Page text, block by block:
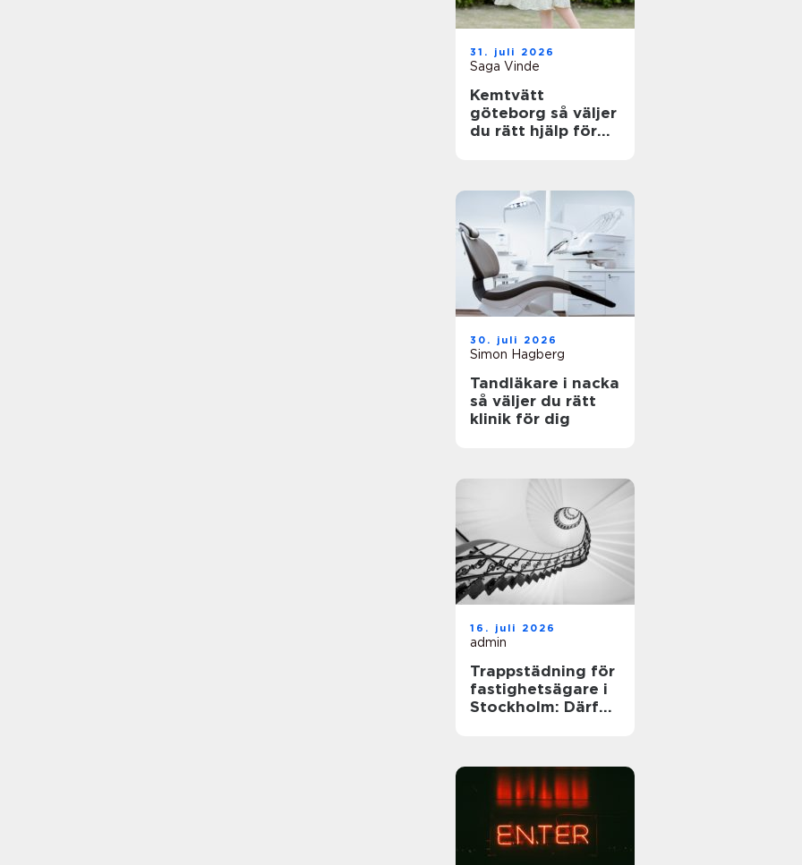
31. juli 2026
Saga Vinde
Kemtvätt
göteborg så väljer
du rätt hjälp för
30. juli 2026
Simon Hagberg
Tandläkare i nacka
så väljer du rätt
klinik för dig
16. juli 2026
admin
Trappstädning för
fastighetsägare i
Stockholm: Därför